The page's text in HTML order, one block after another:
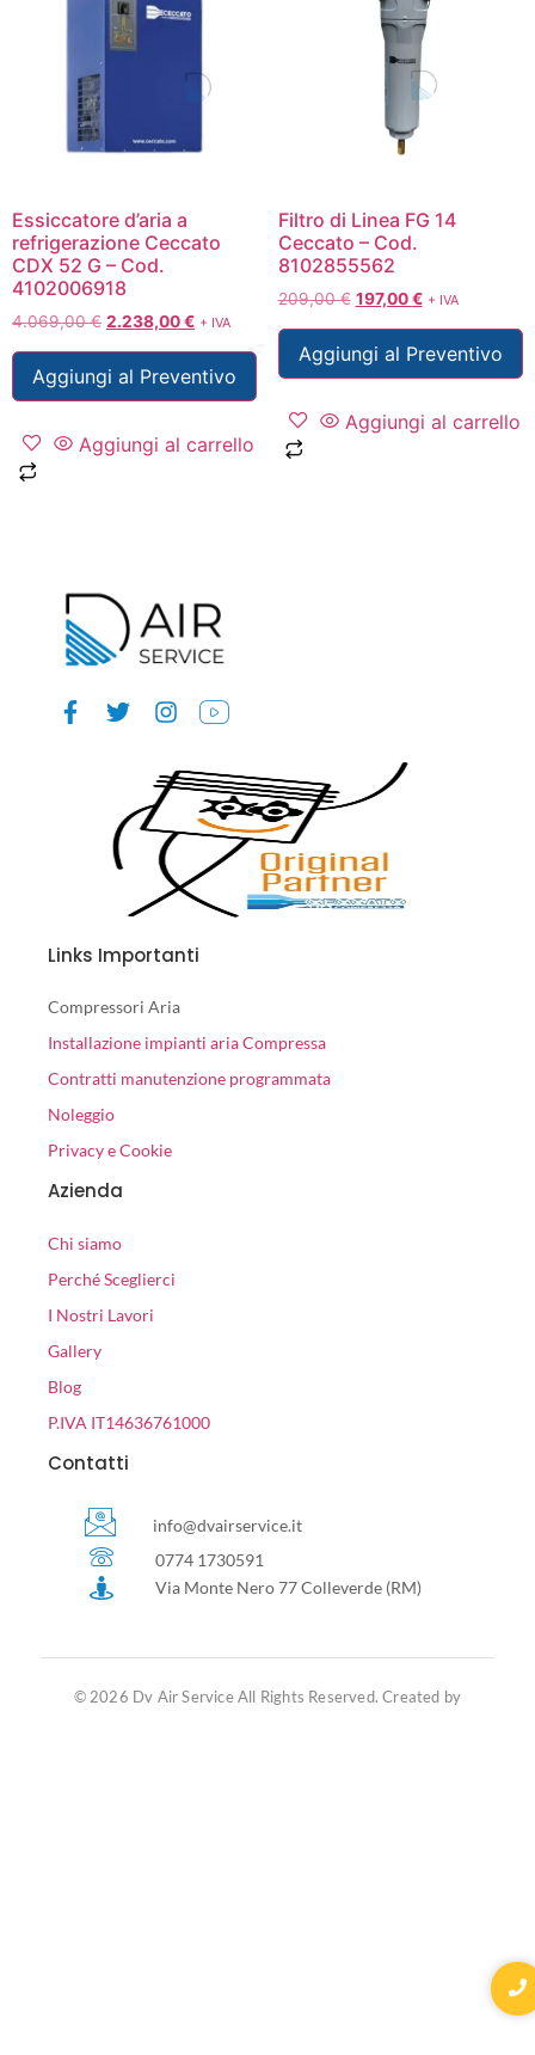
Essiccatore d’aria a
refrigerazione Ceccato
CDX 52 G – Cod.
4102006918
4.069,00€ 2.238,00€ + IVA
Aggiungi al Preventivo
Aggiungi al carrello
Filtro di Linea FG 14
Ceccato – Cod.
8102855562
209,00€ 197,00€ + IVA
Aggiungi al Preventivo
Aggiungi al carrello
Links Importanti
Compressori Aria
Installazione impianti aria Compressa
Contratti manutenzione programmata
Noleggio
Privacy e Cookie
Azienda
Chi siamo
Perché Sceglierci
I Nostri Lavori
Gallery
Blog
P.IVA IT14636761000
Contatti
info@dvairservice.it
0774 1730591
Via Monte Nero 77 Colleverde (RM)
© 2026 Dv Air Service All Rights Reserved. Created by